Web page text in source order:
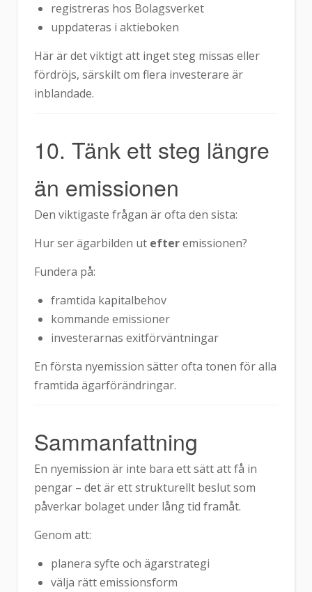
registreras hos Bolagsverket
uppdateras i aktieboken
Här är det viktigt att inget steg missas eller
fördröjs, särskilt om flera investerare är
inblandade.
10. Tänk ett steg längre
än emissionen
Den viktigaste frågan är ofta den sista:
Hur ser ägarbilden ut efteremissionen?
Fundera på:
framtida kapitalbehov
kommande emissioner
investerarnas exitförväntningar
En första nyemission sätter ofta tonen för alla
framtida ägarförändringar.
Sammanfattning
En nyemission är inte bara ett sätt att få in
pengar – det är ett strukturellt beslut som
påverkar bolaget under lång tid framåt.
Genom att:
planera syfte och ägarstrategi
välja rätt emissionsform